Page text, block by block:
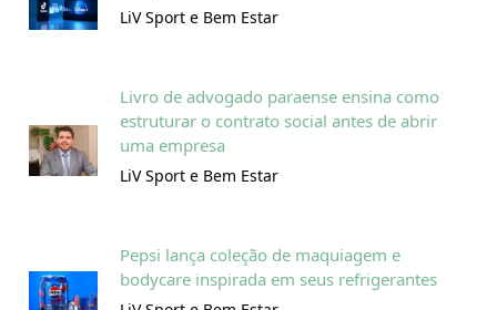
LiV Sport e Bem Estar
Livro de advogado paraense ensina como
estruturar o contrato social antes de abrir
uma empresa
LiV Sport e Bem Estar
Pepsi lança coleção de maquiagem e
bodycare inspirada em seus refrigerantes